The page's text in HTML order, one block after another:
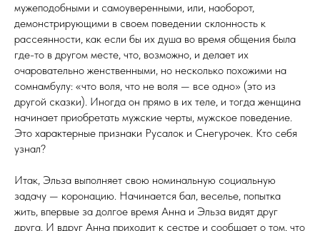
мужеподобными и самоуверенными, или, наоборот,
демонстрирующими в своем поведении склонность к
рассеянности, как если бы их душа во время общения была
где-то в другом месте, что, возможно, и делает их
очаровательно женственными, но несколько похожими на
сомнамбулу: «что воля, что не воля — все одно» (это из
другой сказки). Иногда он прямо в их теле, и тогда женщина
начинает приобретать мужские черты, мужское поведение.
Это характерные признаки Русалок и Снегурочек. Кто себя
узнал?
Итак, Эльза выполняет свою номинальную социальную
задачу — коронацию. Начинается бал, веселье, попытка
жить, впервые за долгое время Анна и Эльза видят друг
друга. И вдруг Анна приходит к сестре и сообщает о том, что